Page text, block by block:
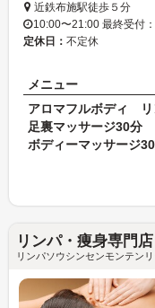
近鉄布施駅徒歩５分
10:00〜21:00 最終受付
定休日： 不定休
メニュー
アロマフルボディ リ
足裏マッサージ30分
ボディーマッサージ
リンパ・痩身専門
リンパソウシンセンモンテン